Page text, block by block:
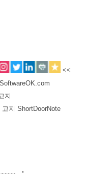
<<
지
지 ShortDoorNote